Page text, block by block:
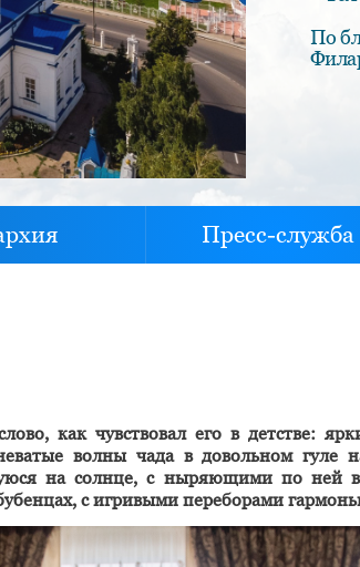
По
Пресс-служба
как чувствовал его в детстве:
волны чада в довольном гуле
на солнце, с ныряющими по ней
с игривыми переборами